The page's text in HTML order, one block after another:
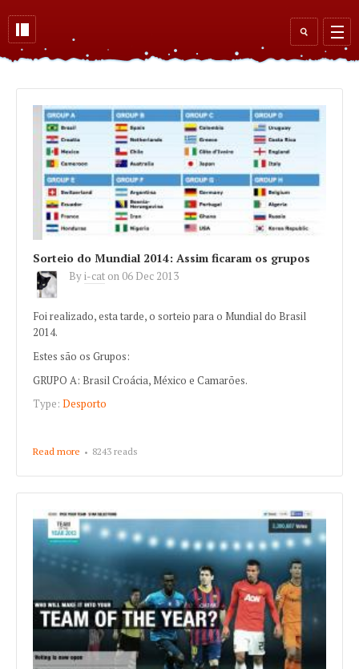
Search
form
Sorteio do Mundial 2014: Assim ficaram os grupos
Byi-cat on 06 Dec 2013
Foi realizado, esta tarde, o sorteio para o Mundial do Brasil
2014.
Estes são os Grupos:
GRUPO A: Brasil Croácia, México e Camarões.
Type: Desporto
Read more about Sorteio do Mundial 2014: Assim ficaram os grupos
8243 reads